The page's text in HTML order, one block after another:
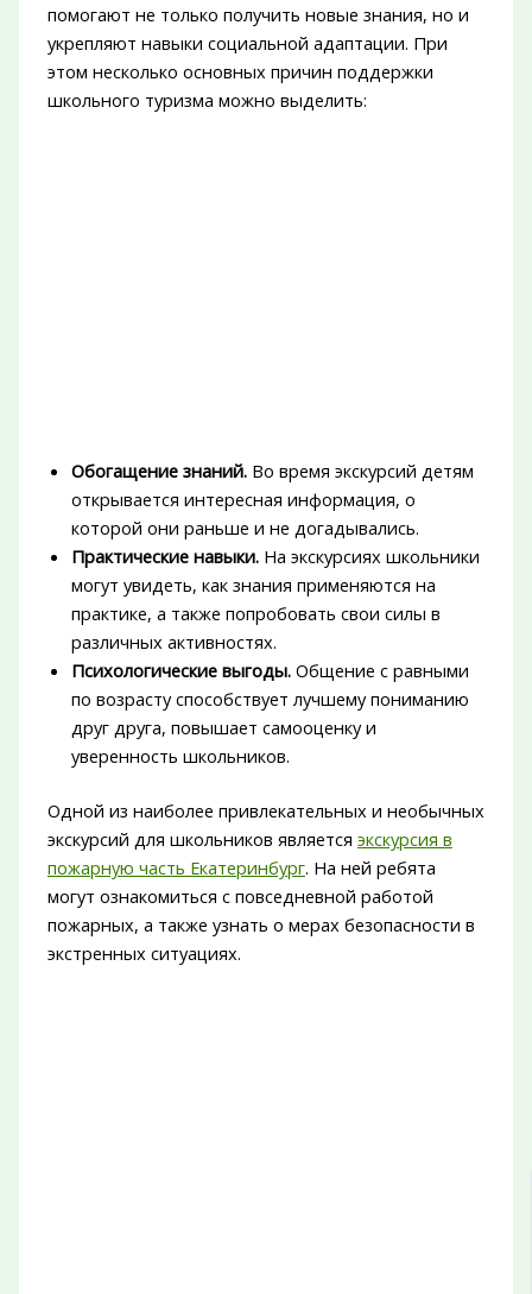
помогают не только получить новые знания, но и
укрепляют навыки социальной адаптации. При
этом несколько основных причин поддержки
школьного туризма можно выделить:
Обогащение знаний.Во время экскурсий детям
открывается интересная информация, о
которой они раньше и не догадывались.
Практические навыки.На экскурсиях школьники
могут увидеть, как знания применяются на
практике, а также попробовать свои силы в
различных активностях.
Психологические выгоды.Общение с равными
по возрасту способствует лучшему пониманию
друг друга, повышает самооценку и
уверенность школьников.
Одной из наиболее привлекательных и необычных
экскурсий для школьников является экскурсия в
пожарную часть Екатеринбург. На ней ребята
могут ознакомиться с повседневной работой
пожарных, а также узнать о мерах безопасности в
экстренных ситуациях.